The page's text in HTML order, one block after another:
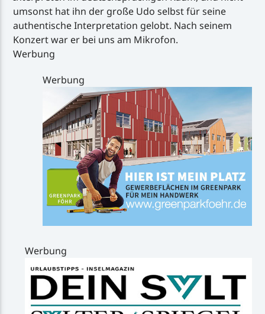
umsonst hat ihn der große Udo selbst für seine
authentische Interpretation gelobt. Nach seinem
Konzert war er bei uns am Mikrofon.
Werbung
Werbung
Werbung